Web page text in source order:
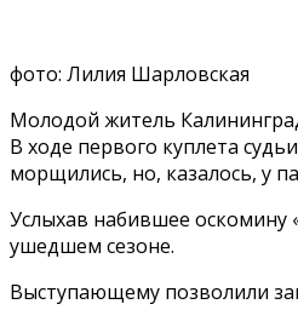
фото: Лилия Шарловская
Молодой житель
В ходе первого куплета
морщились, но, казалось, у
Услыхав набившее оскомину
ушедшем сезоне.
Выступающему позволили